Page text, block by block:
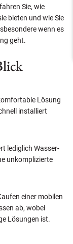
Sie, wie
bieten und wie Sie
wenn es
geht.
Lösung
installiert
lediglich Wasser-
unkomplizierte
einer mobilen
ab, wobei
Lösungen ist.